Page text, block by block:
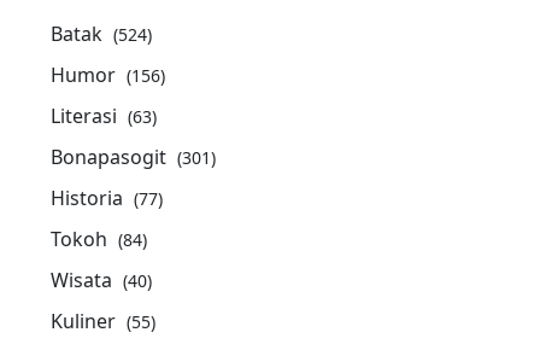
Batak (524)
Humor (156)
Literasi (63)
Bonapasogit (301)
Historia (77)
Tokoh (84)
Wisata (40)
Kuliner (55)